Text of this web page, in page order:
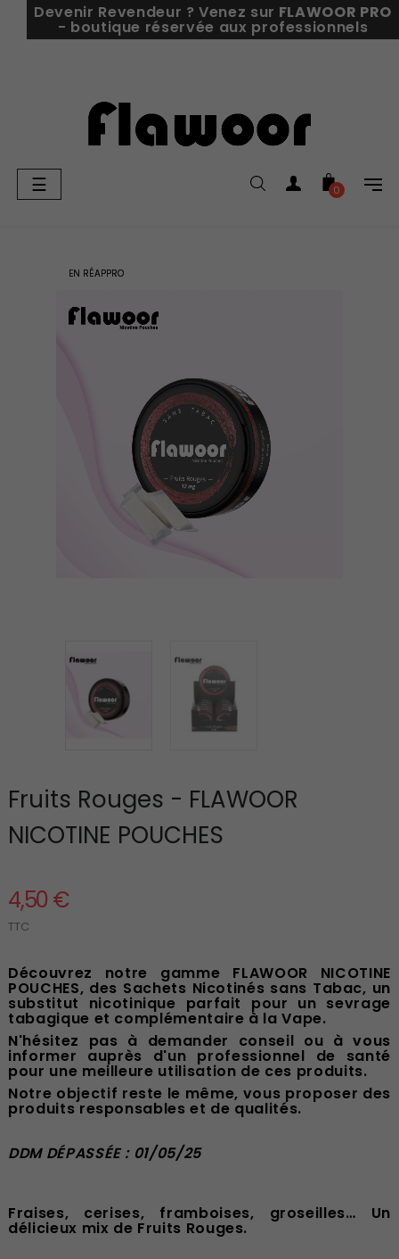
Devenir Revendeur ? Venez sur FLAWOOR PRO
- boutique réservée aux professionnels
Basculer
la
☰ 0
EN RÉAPPRO
EN RÉAPPRO
Fruits Rouges - FLAWOOR
NICOTINE POUCHES
4,50 €
TTC
Découvrez notre gamme FLAWOOR NICOTINE
POUCHES, des Sachets Nicotinés sans Tabac, un
substitut nicotinique parfait pour un sevrage
tabagique et complémentaire à la Vape.
N'hésitez pas à demander conseil ou à vous
informer auprès d'un professionnel de santé
pour une meilleure utilisation de ces produits.
Notre objectif reste le même, vous proposer des
produits responsables et de qualités.
DDM DÉPASSÉE : 01/05/25
Fraises, cerises, framboises, groseilles… Un
délicieux mix de Fruits Rouges.